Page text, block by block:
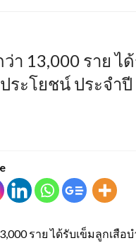
า 13,000 ราย ไ
ระโยชน์ ประจำปี
ราย ได้รับเข็มลูกเสือ